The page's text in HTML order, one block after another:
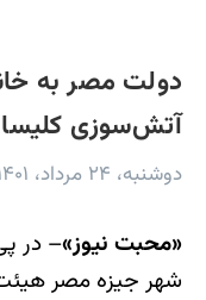
دولت مصر به
آتش‌سوزی
دوشنبه، ۲۴ مرداد، ۱۴۰۱
«محبت نیوز»– در
شهر جیزه مصر